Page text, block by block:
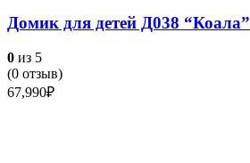
Домик для детей Д038 “Коала”
0 из 5
(0 отзыв)
67,990₽